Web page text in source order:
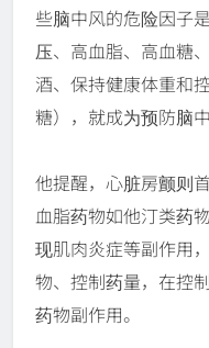
些脑中风的危险因子
压、高血脂、高血糖
酒、保持健康体重和
糖），就成为预防脑
他提醒，心脏房颤则
血脂药物如他汀类药
现肌肉炎症等副作用
物、控制药量，在控
药物副作用。